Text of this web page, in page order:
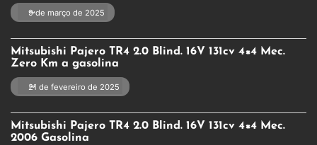
9 de março de 2025
Mitsubishi Pajero TR4 2.0 Blind. 16V 131cv 4×4 Mec.
Zero Km a gasolina
21 de fevereiro de 2025
Mitsubishi Pajero TR4 2.0 Blind. 16V 131cv 4×4 Mec.
2006 Gasolina